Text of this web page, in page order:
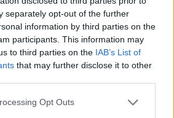
separately opt-out of the further
information by third parties on the
participants. This information may
to third parties on the IAB’s List of
that may further disclose it to other
app uses one or more Google
Opt Outs
!!!
ellatjak
stb) es utanna fogjak
nincs semmilye abbol nem fog
fizetese nyugdijja akkor